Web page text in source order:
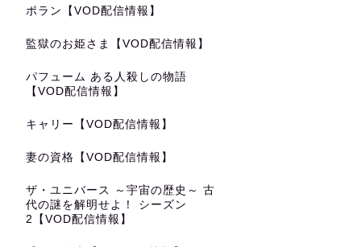
ポラン【VOD配信情報】
監獄のお姫さま【VOD配信情報】
パフューム ある人殺しの物語
【VOD配信情報】
キャリー【VOD配信情報】
妻の資格【VOD配信情報】
ザ・ユニバース ～宇宙の歴史～ 古
代の謎を解明せよ！ シーズン
2【VOD配信情報】